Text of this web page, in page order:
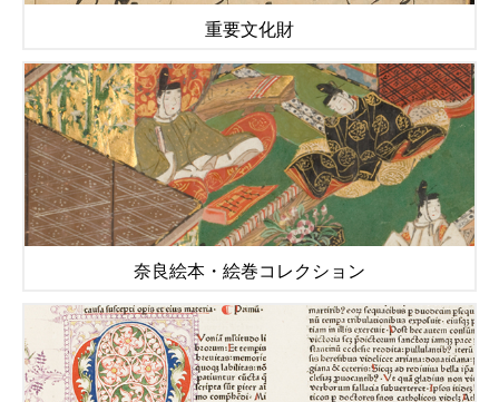
重要文化財
奈良絵本・絵巻コレクション